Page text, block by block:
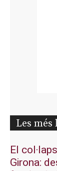
Les més
El
Girona: